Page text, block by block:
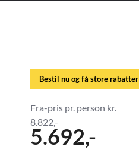
Bestil nu og få store rabatter
Fra-pris pr. person kr.
8.822,-
5.692,-